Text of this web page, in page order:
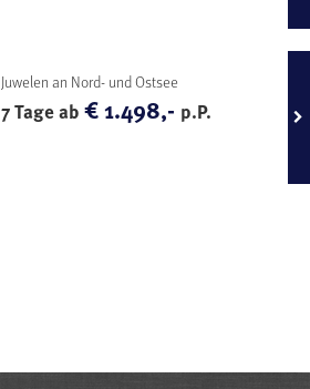
Juwelen an Nord- und Ostsee
7 Tage ab€ 1.498,- p.P.